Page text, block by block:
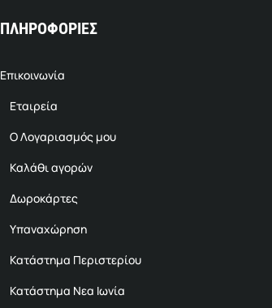
ΠΛΗΡΟΦΟΡΙΕΣ
Επικοινωνία
Εταιρεία
Ο Λογαριασμός μου
Καλάθι αγορών
Δωροκάρτες
Υπαναχώρηση
Κατάστημα Περιστερίου
Κατάστημα Νεα Ιωνία